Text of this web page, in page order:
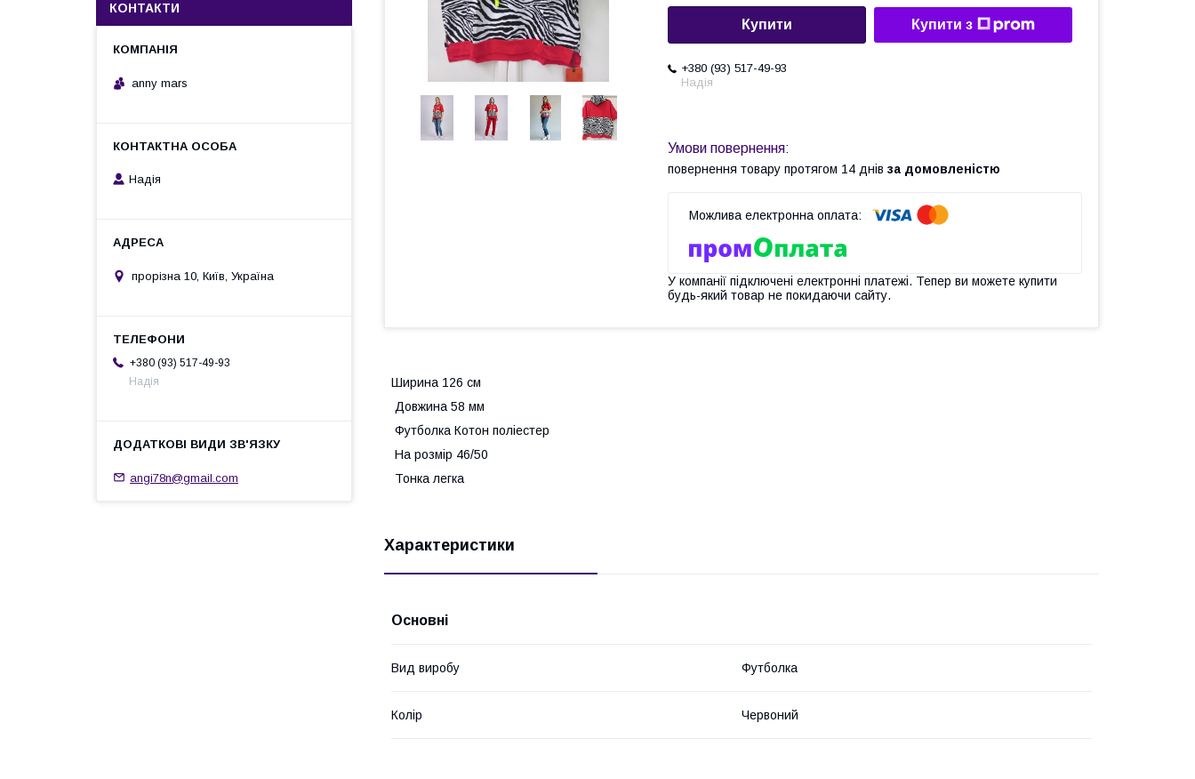
Купити Купити з
+380 (93) 517-49-93
Надія
повернення товару протягом 14 днів за домовленістю
У компанії підключені електронні платежі. Тепер ви можете купити
будь-який товар не покидаючи сайту.
Ширина 126 см
Довжина 58 мм
Футболка Котон поліестер
На розмір 46/50
Тонка легка
Характеристики
Основні
Вид виробу Футболка
Колір Червоний
КОНТАКТИ
anny mars
Надія
прорізна 10, Київ, Україна
+380 (93) 517-49-93
Надія
angi78n@gmail.com